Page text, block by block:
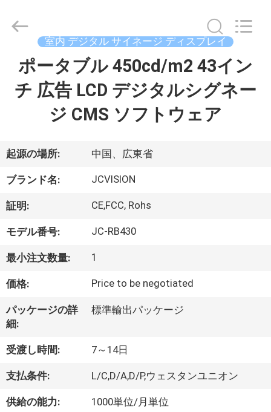
へ
品
わ
た
し
ち
に
つ
い
て
Copyright
Shenzhen
Interactive
Technology
室内 デジタル サイネージ ディスプレイ
ポータブル 450cd/m2 43イン
チ 広告 LCD デジタルシグネー
ジ CMS ソフトウェア
起源の場所: 中国、広東省
ブランド名: JCVISION
証明: CE,FCC, Rohs
モデル番号: JC-RB430
最小注文数量: 1
価格: Price to be negotiated
パッケージの詳
細:
標準輸出パッケージ
受渡し時間: 7～14日
支払条件: L/C,D/A,D/P,ウェスタンユニオン
供給の能力: 1000単位/月単位